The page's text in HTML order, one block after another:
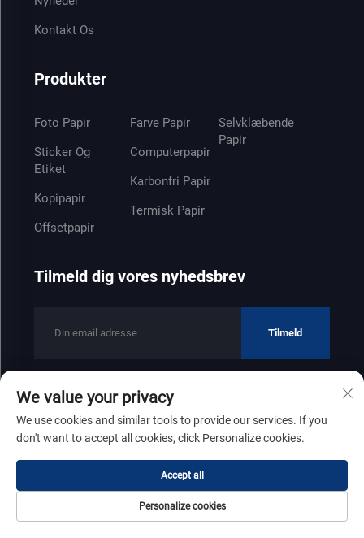
Kontakt Os
Produkter
Foto Papir
Sticker Og
Etiket
Kopipapir
Offsetpapir
Farve Papir
Computerpapir
Karbonfri Papir
Termisk Papir
Selvklæbende
Papir
Tilmeld dig vores nyhedsbrev
Tilmeld
Copyright © 2025 af Shandong Zhenfeng Paper Industry Co., Ltd
Privatlivspolitik
Rul til toppen
Forside Produkt Om Kontakt
We value your privacy
We use cookies and similar tools to provide our services. If you
don't want to accept all cookies, click Personalize cookies.
Personalize cookies
Accept all